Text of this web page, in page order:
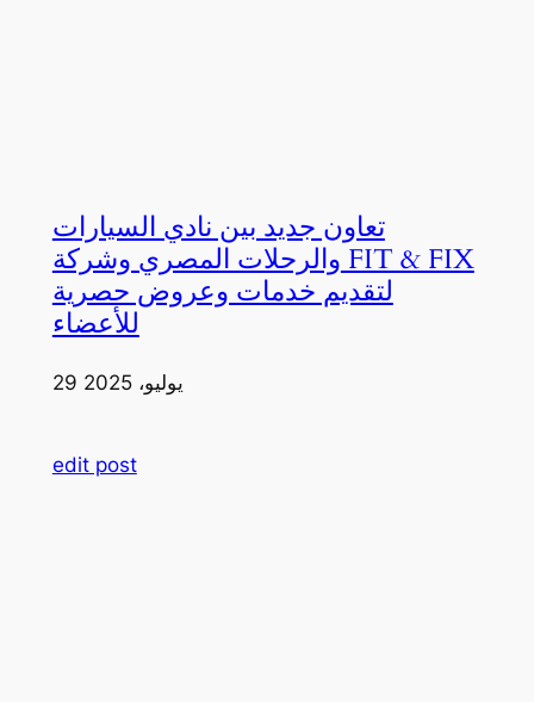
تعاون جديد بين نادي السيارات
والرحلات المصري وشركة FIT & FIX
لتقديم خدمات وعروض حصرية
للأعضاء
29 يوليو، 2025
edit post